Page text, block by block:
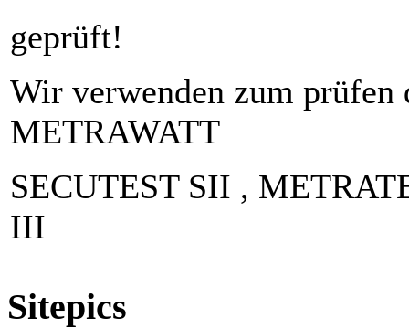
geprüft!
Wir verwenden zum prüfen
METRAWATT
SECUTEST SII ,
III
Sitepics